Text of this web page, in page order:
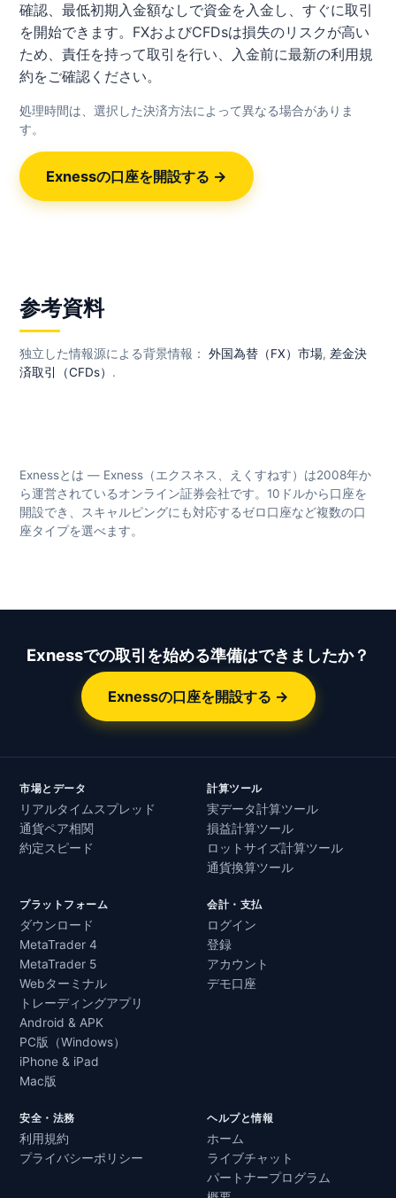
確認、最低初期入金額なしで資金を入金し、すぐに取引
を開始できます。FXおよびCFDsは損失のリスクが高い
ため、責任を持って取引を行い、入金前に最新の利用規
約をご確認ください。
処理時間は、選択した決済方法によって異なる場合がありま
す。
Exnessの口座を開設する →
参考資料
独立した情報源による背景情報： 外国為替（FX）市場, 差金決
済取引（CFDs） .
Exnessとは — Exness（エクスネス、えくすねす）は2008年か
ら運営されているオンライン証券会社です。10ドルから口座を
開設でき、スキャルピングにも対応するゼロ口座など複数の口
座タイプを選べます。
Exnessでの取引を始める準備はできましたか？
Exnessの口座を開設する →
市場とデータ
リアルタイムスプレッド
通貨ペア相関
約定スピード
計算ツール
実データ計算ツール
損益計算ツール
ロットサイズ計算ツール
通貨換算ツール
プラットフォーム
ダウンロード
MetaTrader 4
MetaTrader 5
Webターミナル
トレーディングアプリ
Android & APK
PC版（Windows）
iPhone & iPad
Mac版
会計・支払
ログイン
登録
アカウント
デモ口座
安全・法務
利用規約
プライバシーポリシー
ヘルプと情報
ホーム
ライブチャット
パートナープログラム